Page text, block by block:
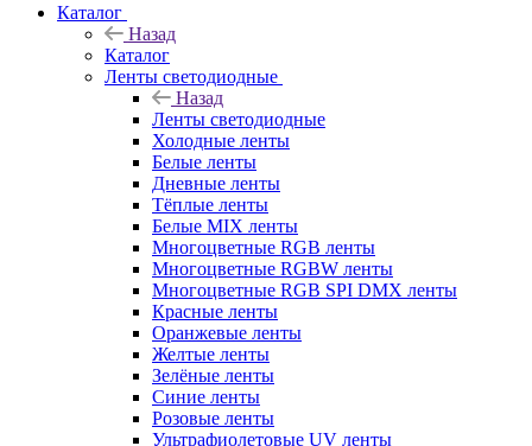
Каталог
Назад
Каталог
Ленты светодиодные
Назад
Ленты светодиодные
Холодные ленты
Белые ленты
Дневные ленты
Тёплые ленты
Белые MIX ленты
Многоцветные RGB ленты
Многоцветные RGBW ленты
Многоцветные RGB SPI DMX ленты
Красные ленты
Оранжевые ленты
Желтые ленты
Зелёные ленты
Синие ленты
Розовые ленты
Ультрафиолетовые UV ленты